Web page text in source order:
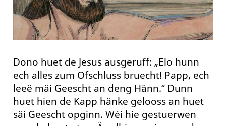
Dono huet de Jesus ausgeruff: „Elo hunn
ech alles zum Ofschluss bruecht! Papp, ech
leeë mäi Geescht an deng Hänn.“ Dunn
huet hien de Kapp hänke gelooss an huet
säi Geescht opginn. Wéi hie gestuerwen